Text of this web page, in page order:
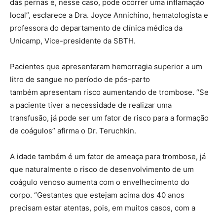
das pernas e, nesse caso, pode ocorrer uma inflamação
local”, esclarece a Dra. Joyce Annichino, hematologista e
professora do departamento de clínica médica da
Unicamp, Vice-presidente da SBTH.
Pacientes que apresentaram hemorragia superior a um
litro de sangue no período de pós-parto
também apresentam risco aumentando de trombose. “Se
a paciente tiver a necessidade de realizar uma
transfusão, já pode ser um fator de risco para a formação
de coágulos” afirma o Dr. Teruchkin.
A idade também é um fator de ameaça para trombose, já
que naturalmente o risco de desenvolvimento de um
coágulo venoso aumenta com o envelhecimento do
corpo. “Gestantes que estejam acima dos 40 anos
precisam estar atentas, pois, em muitos casos, com a